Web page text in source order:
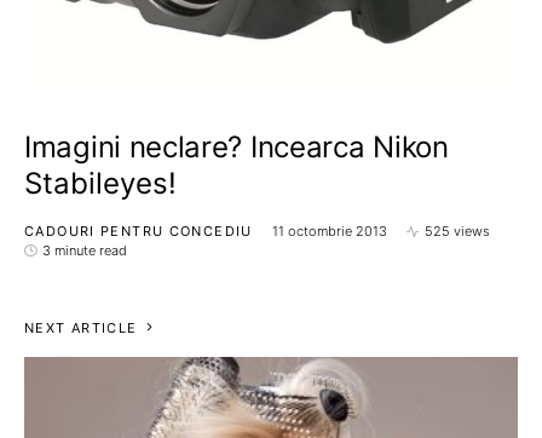
Imagini neclare? Incearca Nikon
Stabileyes!
CADOURI PENTRU CONCEDIU 11 octombrie 2013
525 views
3 minute read
NEXT ARTICLE